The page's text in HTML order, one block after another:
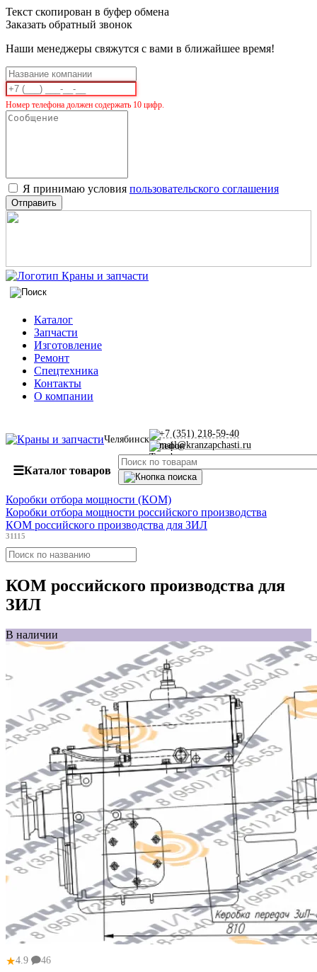
Текст скопирован в буфер обмена
Заказать обратный звонок
Наши менеджеры свяжутся с вами в ближайшее время!
Номер телефона должен содержать 10 цифр.
Я принимаю условия пользовательского соглашения
Отправить
Каталог
Запчасти
Изготовление
Ремонт
Спецтехника
Контакты
О компании
Челябинск
+7 (351) 218-59-40
mail@kranzapchasti.ru
☰Каталог товаров
Коробки отбора мощности (КОМ)
Коробки отбора мощности российского производства
КОМ российского производства для ЗИЛ
31115
КОМ российского производства для
ЗИЛ
В наличии
★4.9 46